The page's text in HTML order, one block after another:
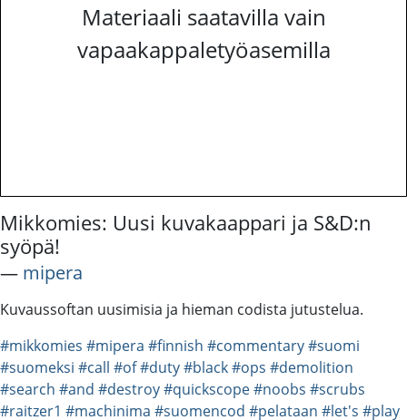
Materiaali saatavilla vain
vapaakappaletyöasemilla
Mikkomies: Uusi kuvakaappari ja S&D:n
syöpä!
― mipera
Kuvaussoftan uusimisia ja hieman codista jutustelua.
#mikkomies #mipera #finnish #commentary#suomi
#suomeksi #call #of#duty#black#ops #demolition
#search #and #destroy#quickscope#noobs #scrubs
#raitzer1 #machinima #suomencod #pelataan #let's #play